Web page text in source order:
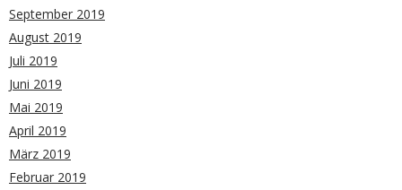
September 2019
August 2019
Juli 2019
Juni 2019
Mai 2019
April 2019
März 2019
Februar 2019